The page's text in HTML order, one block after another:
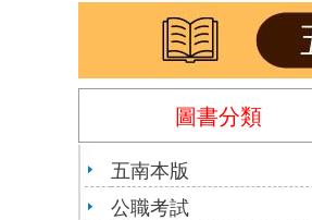
圖書分類
五南本版
公職考試